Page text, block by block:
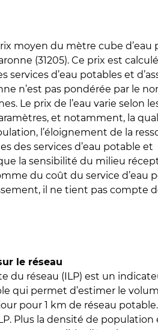
moyen du mètre cube d’eau
(31205). Ce prix est
services d’eau potables et
n’est pas pondérée par le
Le prix de l’eau varie selon
et notamment, la
l’éloignement de la
des services d’eau potable et
la sensibilité du milieu
du coût du service d’eau
il ne tient pas compte
le réseau
du réseau (ILP) est un
qui permet d’estimer le
pour 1 km de réseau
Plus la densité de population